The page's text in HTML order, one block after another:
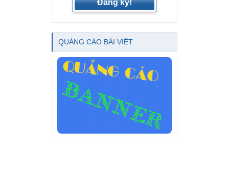
Đăng ký!
QUẢNG CÁO BÀI VIẾT